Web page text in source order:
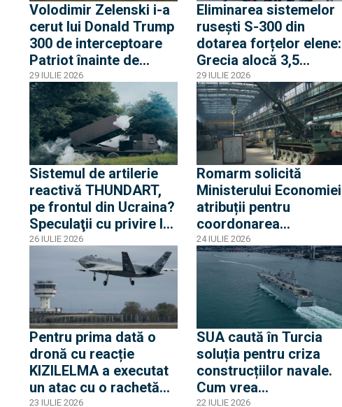
Volodimir Zelenski i-a
cerut lui Donald Trump
300 de interceptoare
Patriot înainte de
iarnă. De ce solicitarea
Kievului are șanse
minime de
materializare
29 IULIE 2026
Eliminarea sistemelor
rusești S-300 din
dotarea forțelor elene:
Grecia alocă 3,5
miliarde de euro
pentru interceptoare
israeliene și drone V-
BAT
29 IULIE 2026
Sistemul de artilerie
reactivă THUNDART,
pe frontul din Ucraina?
Speculaţii cu privire la
testarea sistemului
francez de lovire la
mare distanță înainte
de intrarea în serviciu
26 IULIE 2026
Romarm solicită
Ministerului Economiei
atribuții pentru
coordonarea
producției din industria
de apărare. Reacția,
după ce directorii
Fabricilor de
armament din
București și Plopeni au
fost reținuți de DNA
24 IULIE 2026
Pentru prima dată o
dronă cu reacție
KIZILELMA a executat
un atac cu o rachetă
23 IULIE 2026
SUA caută în Turcia
soluția pentru criza
construcțiilor navale.
Cum vrea
22 IULIE 2026